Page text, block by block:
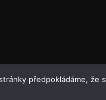
předpokládáme, že